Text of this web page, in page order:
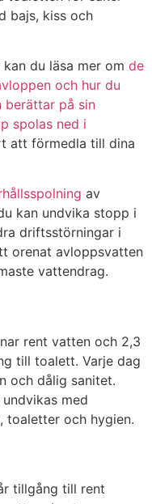
bajs, kiss och
du läsa mer om de
och hur du
berättar på sin
spolas ned i
att förmedla till dina
av
kan undvika stopp i
driftsstörningar i
orenat avloppsvatten
vattendrag.
rent vatten och 2,3
till toalett. Varje dag
och dålig sanitet.
med
och hygien.
tillgång till rent